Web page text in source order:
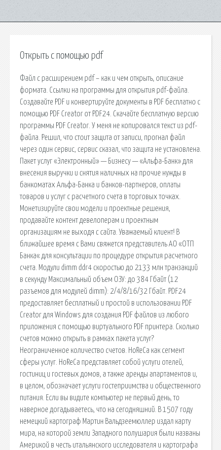
Открыть с помощью pdf
Файл с расширением pdf – как и чем открыть, описание
формата. Ссылки на программы для открытия pdf-файла.
Создавайте PDF и конвертируйте документы в PDF бесплатно с
помощью PDF Creator от PDF24. Скачайте бесплатную версию
программы PDF Creator. У меня не копировался текст из pdf-
файла. Решил, что стоит защита от записи, прогнал файл
через один сервис, сервис сказал, что защита не установлена.
Пакет услуг «Электронный» — Бизнесу — «Альфа-Банк» для
внесения выручки и снятия наличных на прочие нужды в
банкоматах Альфа-Банка и банков-партнеров, оплаты
товаров и услуг с расчетного счета в торговых точках.
Монетизируйте свои модели и проектные решения,
продавайте контент девелоперам и проектным
организациям не выходя с сайта. Уважаемый клиент! В
ближайшее время с Вами свяжется представитель АО «ОТП
Банка« для консультации по процедуре открытия расчетного
счета. Модули dimm ddr4 скоростью до 2133 млн транзакций
в секунду Максимальный объем ОЗУ: до 384 Гбайт (12
разъемов для модулей dimm): 2/4/8/16/32 Гбайт. PDF24
предоставляет бесплатный и простой в использовании PDF
Creator для Windows для создания PDF файлов из любого
приложения с помощью виртуального PDF принтера. Сколько
счетов можно открыть в рамках пакета услуг?
Неограниченное количество счетов. HoReCa как сегмент
сферы услуг. HoReCa представляет собой услуги отелей,
гостиниц и гостевых домов, а также аренды апартаментов и,
в целом, обозначает услуги гостеприимства и общественного
питания. Если вы видите компьютер не первый день, то
наверное догадываетесь, что на сегодняшний. В 1507 году
немецкий картограф Мартин Вальдзеемюллер издал карту
мира, на которой земли Западного полушария были названы
Америкой в честь итальянского исследователя и картографа